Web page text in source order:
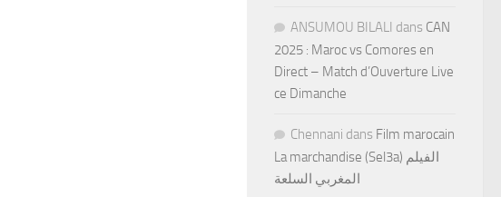
ANSUMOU BILALI dans CAN
2025 : Maroc vs Comores en
Direct – Match d’Ouverture Live
ce Dimanche
Chennani dans Film marocain
La marchandise (Sel3a) الفيلم
المغربي السلعة